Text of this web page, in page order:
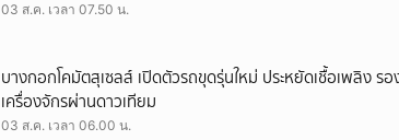
03 ส.ค. เวลา 07.50 น.
บางกอกโคมัตสุเซลส์ เปิดตัวรถขุดรุ่นใหม่ ประหยัดเชื้อเพลิง
เครื่องจักรผ่านดาวเทียม
03 ส.ค. เวลา 06.00 น.